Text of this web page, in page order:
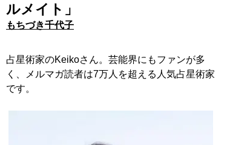
ルメイト」
もちづき千代子
占星術家のKeikoさん。芸能界にもファンが多
く、メルマガ読者は7万人を超える人気占星術家
です。